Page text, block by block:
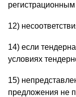
12)
14) если
условиях
15)
предложения не